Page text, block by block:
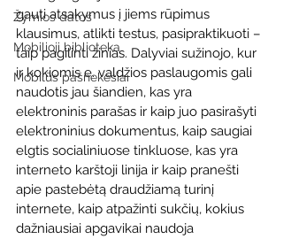
Žymios datos
Mobilioji biblioteka
Mobilūs pašnekesiai
gauti atsakymus į jiems rūpimus
klausimus, atlikti testus, pasipraktikuoti –
taip pagilinti žinias. Dalyviai sužinojo, kur
ir kokiomis e. valdžios paslaugomis gali
naudotis jau šiandien, kas yra
elektroninis parašas ir kaip juo pasirašyti
elektroninius dokumentus, kaip saugiai
elgtis socialiniuose tinkluose, kas yra
interneto karštoji linija ir kaip pranešti
apie pastebėtą draudžiamą turinį
internete, kaip atpažinti sukčių, kokius
dažniausiai apgavikai naudoja